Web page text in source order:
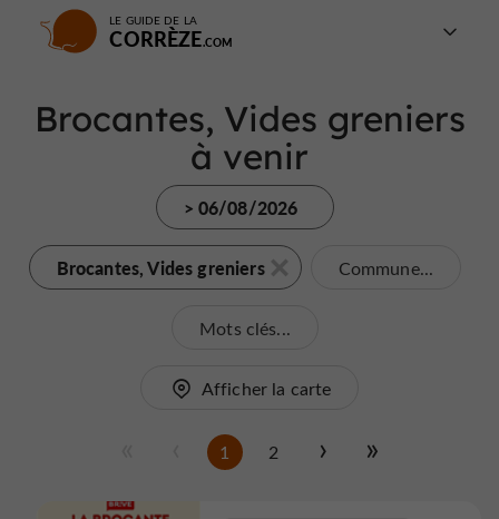
LE GUIDE DE LA
CORRÈZE
Brocantes, Vides greniers
à venir
> 06/08/2026
Brocantes, Vides greniers Commune...
Mots clés...
Afficher la carte
1 2